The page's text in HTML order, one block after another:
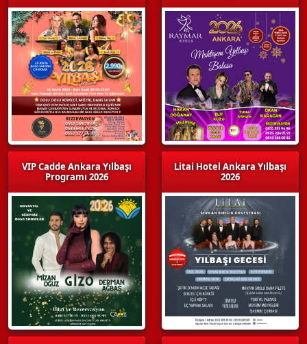
VIP Cadde Ankara Yılbaşı
Programı 2026
Litai Hotel Ankara Yılbaşı
2026